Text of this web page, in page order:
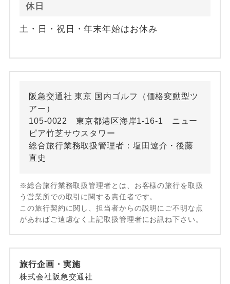
休日
土・日・祝日・年末年始はお休み
阪急交通社 東京 国内ゴルフ（価格変動型ツ
アー）
105-0022 東京都港区海岸1-16-1 ニュー
ピア竹芝サウスタワー
総合旅行業務取扱管理者：塩田遼介・後藤
直史
※総合旅行業務取扱管理者とは、お客様の旅行を取扱
う営業所での取引に関する責任者です。
この旅行契約に関し、担当者からの説明にご不明な点
があればご遠慮なく上記取扱管理者にお訊ね下さい。
旅行企画・実施
株式会社阪急交通社